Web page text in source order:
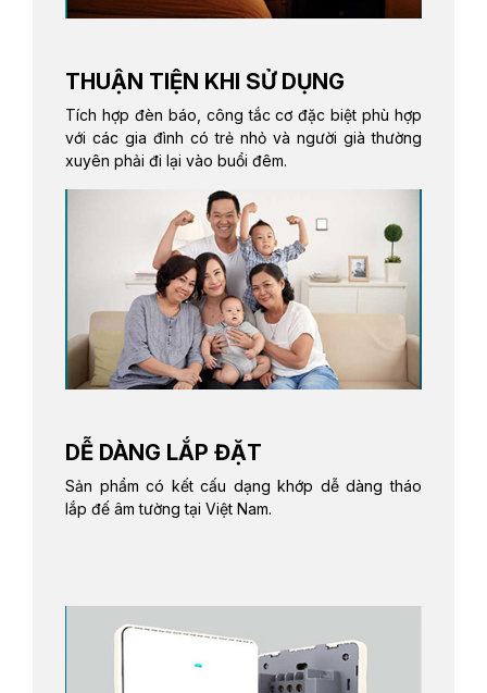
THUẬN TIỆN KHI SỬ DỤNG
Tích hợp đèn báo, công tắc cơ đặc biệt phù hợp
với các gia đình có trẻ nhỏ và người già thường
xuyên phải đi lại vào buổi đêm.
DỄ DÀNG LẮP ĐẶT
Sản phẩm có kết cấu dạng khớp dễ dàng tháo
lắp đế âm tường tại Việt Nam.